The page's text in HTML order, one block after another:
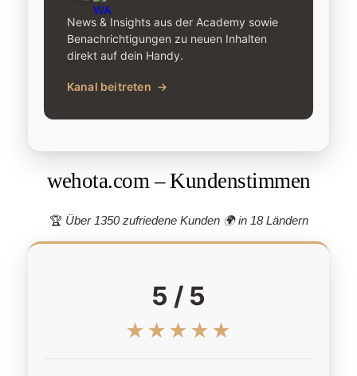
News & Insights aus der Academy sowie
Benachrichtigungen zu neuen Inhalten
direkt auf dein Handy.
Kanal beitreten →
wehota.com – Kundenstimmen
🏆 Über 1350 zufriedene Kunden 🌍 in 18 Ländern
5 / 5
★★★★★